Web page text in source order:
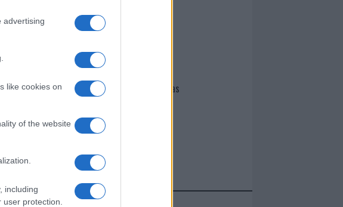
advertising
like cookies on
of the website
including
protection.
Giovannimaria Cabras